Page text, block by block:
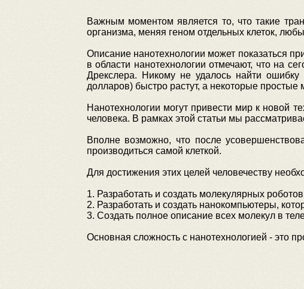
Важным моментом является то, что такие
организма, меняя геном отдельных клеток,
Описание нанотехнологии может показаться
в области нанотехнологии отмечают, что на
Дрекслера. Никому не удалось найти
долларов) быстро растут, а некоторые
Нанотехнологии могут привести мир к новой
человека. В рамках этой статьи мы
Вполне возможно, что после
производиться самой клеткой.
Для достижения этих целей человечеству
1. Разработать и создать молекулярных
2. Разработать и создать нанокомпьютеры,
3. Создать полное описание всех молекул в
Основная сложность с нанотехнологией - это